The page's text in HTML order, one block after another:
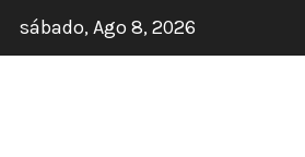
TIJUANA 5 días hace
sábado, Ago 8, 2026